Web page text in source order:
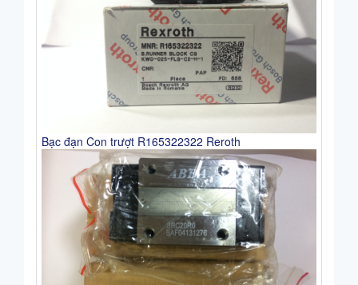
Bạc đạn Con trượt R165322322 Reroth